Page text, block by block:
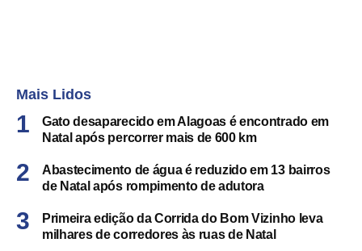
Mais Lidos
Gato desaparecido em Alagoas é encontrado em
Natal após percorrer mais de 600 km
Abastecimento de água é reduzido em 13 bairros
de Natal após rompimento de adutora
Primeira edição da Corrida do Bom Vizinho leva
milhares de corredores às ruas de Natal